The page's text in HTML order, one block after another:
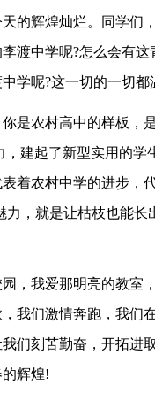
的辉煌灿烂。同学们
渡中学呢?怎么会有
学呢?这一切的一切
是农村高中的样板，
，建起了新型实用的
着农村中学的进步，
力，就是让枯枝也能
，我爱那明亮的教室
我们激情奔跑，我们
们刻苦勤奋，开拓进
辉煌!